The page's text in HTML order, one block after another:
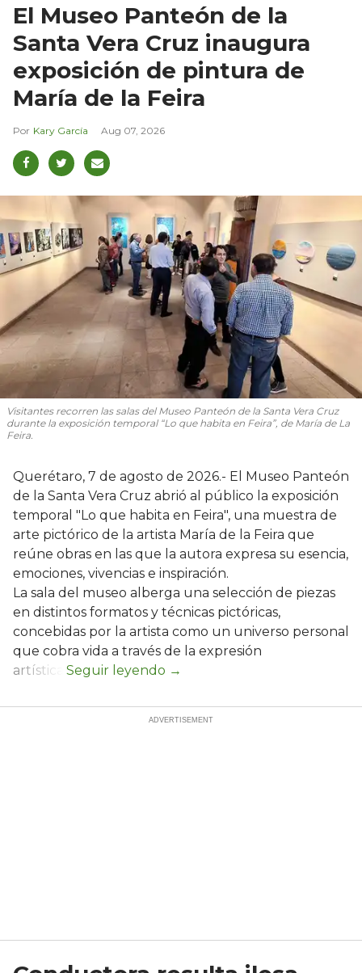
El Museo Panteón de la
Santa Vera Cruz inaugura
exposición de pintura de
María de la Feira
Kary García Aug 07, 2026
Visitantes recorren las salas del Museo Panteón de la Santa Vera Cruz
durante la exposición temporal “Lo que habita en Feira”, de María de La
Feira.
Querétaro, 7 de agosto de 2026.- El Museo Panteón
de la Santa Vera Cruz abrió al público la exposición
temporal "Lo que habita en Feira", una muestra de
arte pictórico de la artista María de la Feira que
reúne obras en las que la autora expresa su esencia,
emociones, vivencias e inspiración.
La sala del museo alberga una selección de piezas
en distintos formatos y técnicas pictóricas,
concebidas por la artista como un universo personal
que cobra vida a través de la expresión
artística.